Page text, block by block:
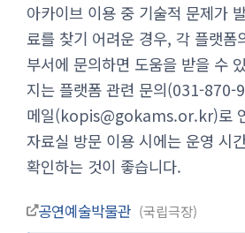
아카이브 이용 중 기술적 문제가
료를 찾기 어려운 경우, 각 플랫폼
부서에 문의하면 도움을 받을 수
지는 플랫폼 관련 문의(031-870-
메일(kopis@gokams.or.kr)로
자료실 방문 이용 시에는 운영 시
확인하는 것이 좋습니다.
공연예술박물관 국립극장